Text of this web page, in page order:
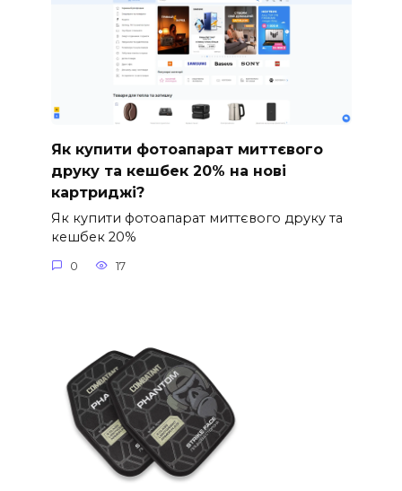
Як купити фотоапарат миттєвого
друку та кешбек 20% на нові
картриджі?
Як купити фотоапарат миттєвого друку та
кешбек 20%
0 17